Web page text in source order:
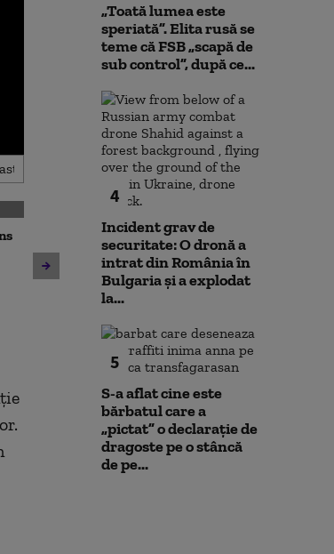
Cum va fi vremea în
următoarele zile
Unitatea 2 de
centimetri, în
ore
„Toată lumea este
speriată”. Elita rusă se
teme că FSB „scapă de
sub control”, după ce...
4
Incident grav de
securitate: O dronă a
intrat din România în
Bulgaria şi a explodat
la...
5
S-a aflat cine este
bărbatul care a
„pictat” o declarație de
dragoste pe o stâncă
de pe...